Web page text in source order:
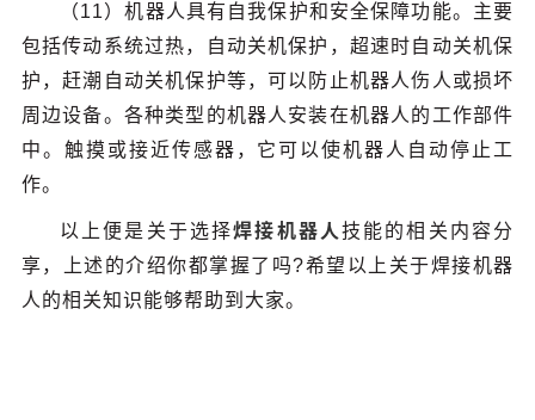
（11）机器人具有自我保护和安全保障功能。主要
包括传动系统过热，自动关机保护，超速时自动关机保
护，赶潮自动关机保护等，可以防止机器人伤人或损坏
周边设备。各种类型的机器人安装在机器人的工作部件
中。触摸或接近传感器，它可以使机器人自动停止工
作。
以上便是关于选择焊接机器人 技能的相关内容分
享，上述的介绍你都掌握了吗?希望以上关于焊接机器
人的相关知识能够帮助到大家。